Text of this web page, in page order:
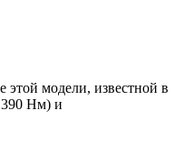
этой модели, известной в
390 Нм) и